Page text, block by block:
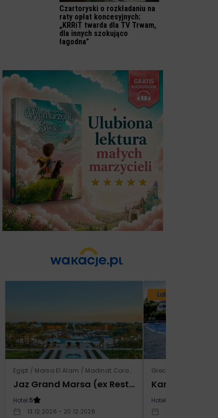
Czartoryski o rozkładaniu na
raty opłat koncesyjnych:
„KRRiT twarda dla TV Trwam,
dla innych szokująco
łagodna”
Egipt / Marsa El Alam / Madinat Coraya
Jaz Grand Marsa (ex Resta Grand Resort)
Hotel:5
13.12.2026 - 20.12.2026
Lato 2026
Grecja / Samos /
Kampos
Hotel: